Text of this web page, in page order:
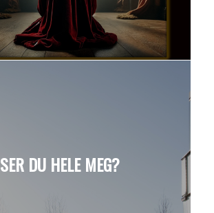
SER DU HELE MEG?